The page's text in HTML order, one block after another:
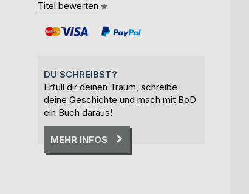
Titel bewerten
DU SCHREIBST?
Erfüll dir deinen Traum, schreibe
deine Geschichte und mach mit BoD
ein Buch daraus!
MEHR INFOS